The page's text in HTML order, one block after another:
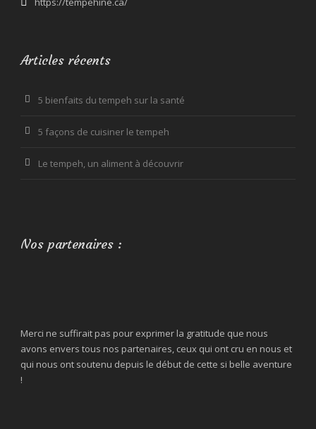
Articles récents
5 bienfaits du tempeh sur la santé
5 façons de cuisiner le tempeh
Le tempeh, un aliment à découvrir
Nos partenaires :
Merci ne suffirait pas pour exprimer la gratitude que nous
avons envers tous nos partenaires, ceux qui ont cru en nous et
qui nous ont soutenu depuis le début de cette si belle aventure
!